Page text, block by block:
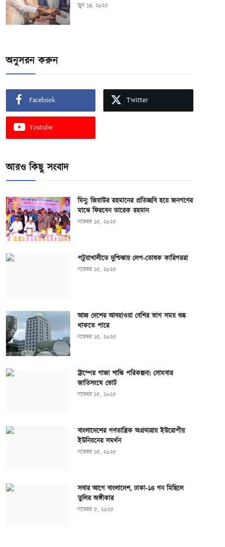
জুন ১৪, ২০২৫
অনুসরন করুন
Facebook Twitter
Youtube
আরও কিছু সংবাদ
মিনু: জিয়াউর রহমানের প্রতিচ্ছবি হয়ে জনগণের
মাঝে ফিরবেন তারেক রহমান
নভেম্বর ১৫, ২০২৫
পটুয়াখালীতে দুশ্চিন্তায় লেপ-তোষক কারিগররা
নভেম্বর ১৫, ২০২৫
আজ দেশের আবহাওয়া বেশির ভাগ সময় শুষ্ক
থাকতে পারে
নভেম্বর ১৫, ২০২৫
ট্রাম্পের গাজা শান্তি পরিকল্পনা: সোমবার
জাতিসংঘে ভোট
নভেম্বর ১৫, ২০২৫
বাংলাদেশের গণতান্ত্রিক অগ্রযাত্রায় ইউরোপীয়
ইউনিয়নের সমর্থন
নভেম্বর ১৫, ২০২৫
সবার আগে বাংলাদেশ, ঢাকা-১৪ গন মিছিলে
তুলির অঙ্গীকার
নভেম্বর ৫, ২০২৫